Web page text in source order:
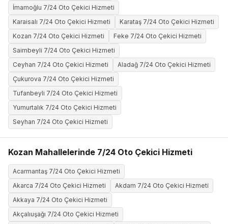
İmamoğlu 7/24 Oto Çekici Hizmeti
Karaisalı 7/24 Oto Çekici Hizmeti
Karataş 7/24 Oto Çekici Hizmeti
Kozan 7/24 Oto Çekici Hizmeti
Feke 7/24 Oto Çekici Hizmeti
Saimbeyli 7/24 Oto Çekici Hizmeti
Ceyhan 7/24 Oto Çekici Hizmeti
Aladağ 7/24 Oto Çekici Hizmeti
Çukurova 7/24 Oto Çekici Hizmeti
Tufanbeyli 7/24 Oto Çekici Hizmeti
Yumurtalık 7/24 Oto Çekici Hizmeti
Seyhan 7/24 Oto Çekici Hizmeti
Kozan Mahallelerinde 7/24 Oto Çekici Hizmeti
Acarmantaş 7/24 Oto Çekici Hizmeti
Akarca 7/24 Oto Çekici Hizmeti
Akdam 7/24 Oto Çekici Hizmeti
Akkaya 7/24 Oto Çekici Hizmeti
Akçalıuşağı 7/24 Oto Çekici Hizmeti